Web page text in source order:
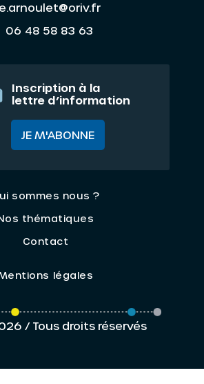
e.arnoulet@oriv.fr
06 48 58 83 63
Inscription à la
lettre d’information
JE M'ABONNE
sommes nous ?
thématiques
Contact
légales
/ Tous droits réservés